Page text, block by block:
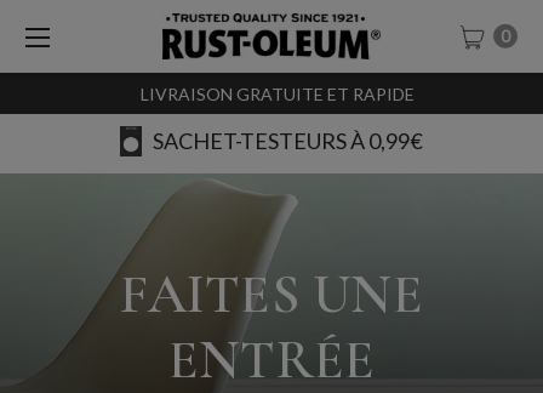
LIVRAISON GRATUITE ET RAPIDE
0
AVIS
FAITES UNE
ENTRÉE